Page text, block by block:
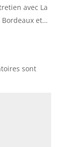
avec La
Bordeaux et…
sont